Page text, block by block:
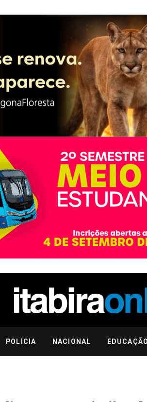
POLÍCIA NACIONAL EDUCAÇÃO